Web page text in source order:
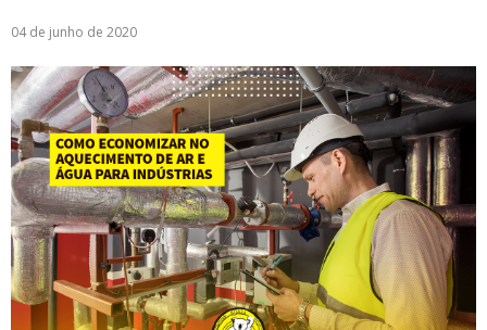
04 de junho de 2020
Atendimento
Blog
Denúncias
Relatório Transparência
Trabalhe Conosco